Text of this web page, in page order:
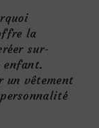
la
sur-
enfant.
un vêtement